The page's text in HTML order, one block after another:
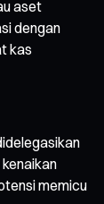
aset
dengan
kas
memicu